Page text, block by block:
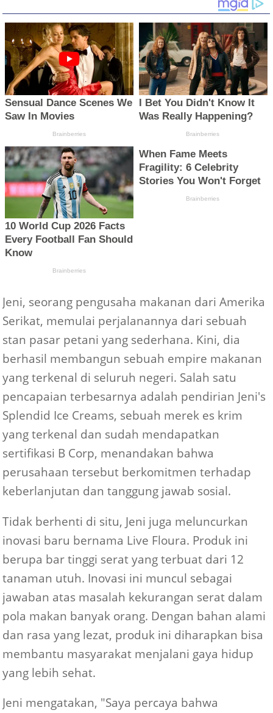
Jeni, seorang pengusaha makanan dari Amerika
Serikat, memulai perjalanannya dari sebuah
stan pasar petani yang sederhana. Kini, dia
berhasil membangun sebuah empire makanan
yang terkenal di seluruh negeri. Salah satu
pencapaian terbesarnya adalah pendirian Jeni's
Splendid Ice Creams, sebuah merek es krim
yang terkenal dan sudah mendapatkan
sertifikasi B Corp, menandakan bahwa
perusahaan tersebut berkomitmen terhadap
keberlanjutan dan tanggung jawab sosial.
Tidak berhenti di situ, Jeni juga meluncurkan
inovasi baru bernama Live Floura. Produk ini
berupa bar tinggi serat yang terbuat dari 12
tanaman utuh. Inovasi ini muncul sebagai
jawaban atas masalah kekurangan serat dalam
pola makan banyak orang. Dengan bahan alami
dan rasa yang lezat, produk ini diharapkan bisa
membantu masyarakat menjalani gaya hidup
yang lebih sehat.
Jeni mengatakan, "Saya percaya bahwa